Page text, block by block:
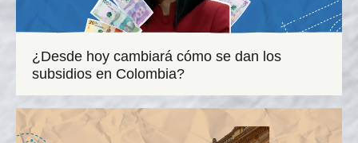
¿Desde hoy cambiará cómo se dan los
subsidios en Colombia?